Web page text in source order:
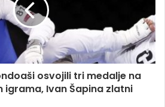
osvojili tri medalje na
igrama, Ivan Šapina zlatni